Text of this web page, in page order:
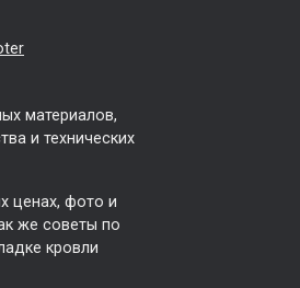
материалов,
и технических
ценах, фото и
же советы по
кровли